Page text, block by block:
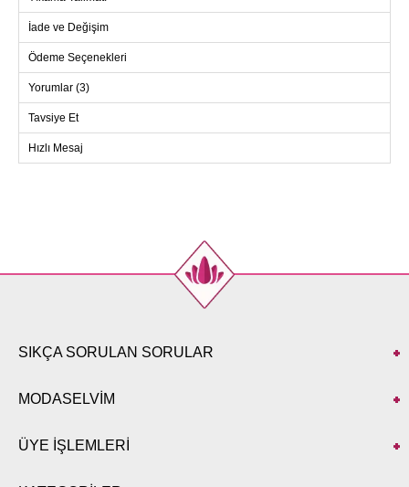
elbise, kafadan geçirme kolaylığı ve şık cep detayları ile günün
her anına uyum sağlar.
ELBİSE BEDEN ÖLÇÜLERİ
(CM)
Beden
46-48
124
134
İade ve Değişim
Ödeme Seçenekleri
Yorumlar (3)
Tavsiye Et
Hızlı Mesaj
SIKÇA SORULAN SORULAR
MODASELVİM
ÜYE İŞLEMLERİ